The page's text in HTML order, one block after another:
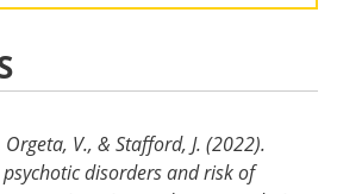
Orgeta, V., & Stafford, J. (2022).
disorders and risk of